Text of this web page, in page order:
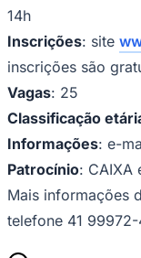
14h
Inscrições: site
inscrições são
Vagas: 25
Classificação
Informações: e-
Patrocínio: CAIXA
Mais informações
telefone 41